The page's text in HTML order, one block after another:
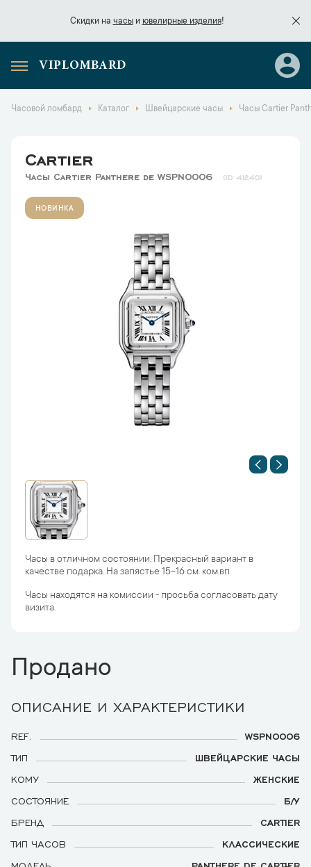
Скидки на часыи ювелирные изделия!
Скидки начасы
VIPLOMBARD
Часовой ломбард Каталог Швейцарские часы Часы Cartier
Cartier
Часы Cartier Panthere de WSPN0006 41240
НОВИНКА
Часы в отличном состоянии. Прекрасный вариант в
качестве подарка. На запястье 15-16 см. ком.вп
Часы находятся на комиссии - просьба согласовать дату
визита.
Продано
ОПИСАНИЕ И ХАРАКТЕРИСТИКИ
REF.
WSPN0006
ТИП
ШВЕЙЦАРСКИЕ ЧАСЫ
КОМУ
ЖЕНСКИЕ
СОСТОЯНИЕ
Б/У
БРЕНД
CARTIER
ТИП ЧАСОВ
КЛАССИЧЕСКИЕ